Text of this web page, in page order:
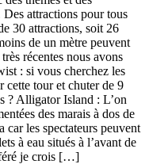
Des attractions pour tous
30 attractions, soit 26
de un mètre peuvent
récentes nous avons
: si vous cherchez les
cette tour et chuter de 9
? Alligator Island : L’on
des marais à dos de
car les spectateurs peuvent
à eau situés à l’avant de
je crois […]